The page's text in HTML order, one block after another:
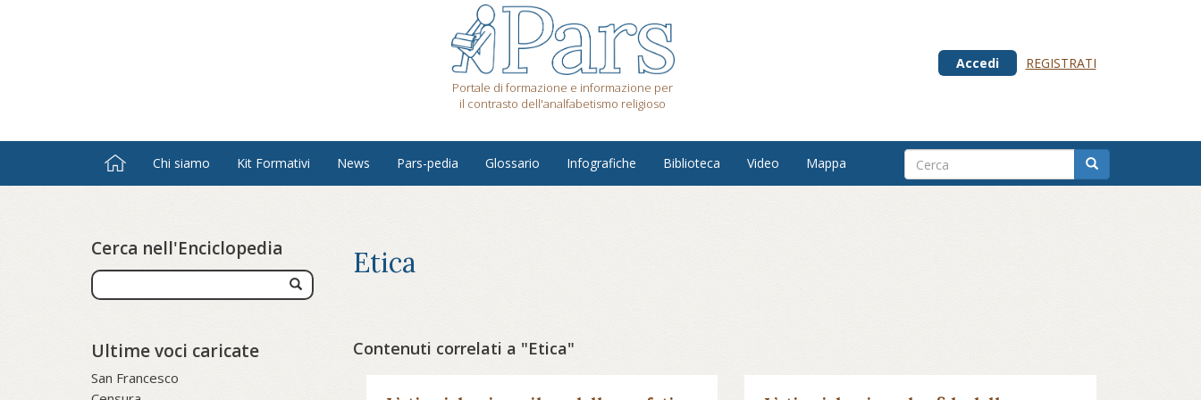
Portale di formazione e informazione per
il contrasto dell'analfabetismo religioso
Accedi REGISTRATI
Chi siamo Kit Formativi News Pars-pedia Glossario Infografiche Biblioteca Video Mappa
Cerca nell'Enciclopedia
Ultime voci caricate
San Francesco
Etica
Contenuti correlati a "Etica"